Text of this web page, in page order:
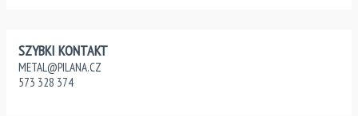
SZYBKI KONTAKT
METAL@PILANA.CZ
573 328 374